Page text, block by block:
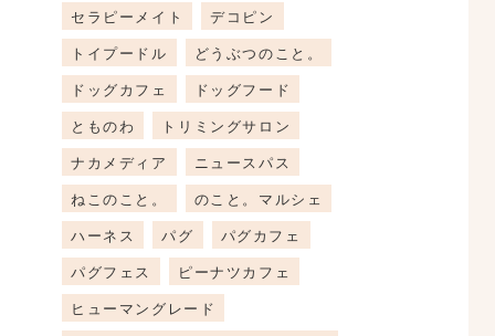
セラピーメイト
デコピン
トイプードル
どうぶつのこと。
ドッグカフェ
ドッグフード
とものわ
トリミングサロン
ナカメディア
ニュースパス
ねこのこと。
のこと。マルシェ
ハーネス
パグ
パグカフェ
パグフェス
ピーナツカフェ
ヒューマングレード